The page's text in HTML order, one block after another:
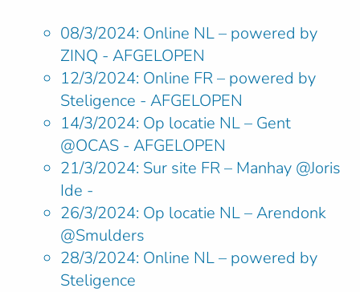
08/3/2024: Online NL– powered by
ZINQ - AFGELOPEN
12/3/2024: Online FR– powered by
Steligence - AFGELOPEN
14/3/2024: Op locatie NL – Gent
@OCAS - AFGELOPEN
21/3/2024: Sur site FR – Manhay @Joris
Ide -
26/3/2024: Op locatie NL–Arendonk
@Smulders
28/3/2024: Online NL– powered by
Steligence